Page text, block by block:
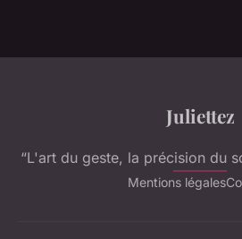
Juliettez
“L'art du geste, la précision du
Mentions légales